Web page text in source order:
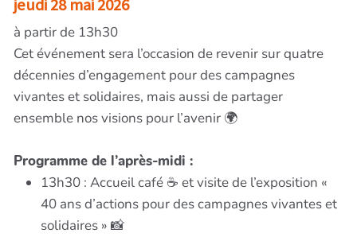
jeudi 28 mai 2026
à partir de 13h30
Cet événement sera l’occasion de revenir sur quatre
décennies d’engagement pour des campagnes
vivantes et solidaires, mais aussi de partager
ensemble nos visions pour l’avenir 🌍
Programme de l’après-midi :
13h30 : Accueil café ☕ et visite de l’exposition «
40 ans d’actions pour des campagnes vivantes et
solidaires » 📸